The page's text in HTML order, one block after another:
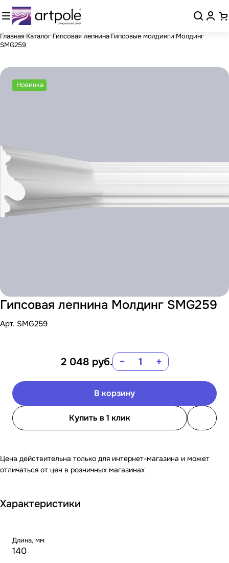
Главная Каталог Гипсовая лепнина Гипсовые молдинги Молдинг
SMG259
Новинка
Гипсовая лепнина Молдинг SMG259
Арт. SMG259
2 048 руб. − +
В корзину
Купить в 1 клик
Цена действительна только для интернет-магазина и может
отличаться от цен в розничных магазинах
Характеристики
Длина, мм
140